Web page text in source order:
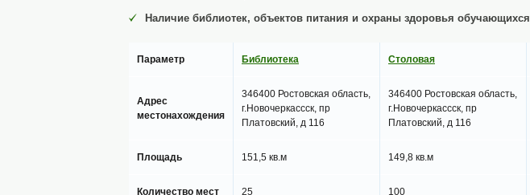
Наличие библиотек, объектов питания и охраны здоровья обучающихся
Параметр Библиотека Столовая
Адрес
местонахождения
346400 Ростовская область,
г.Новочеркассск, пр
Платовский, д 116
346400 Ростовская область,
г.Новочеркассск, пр
Платовский, д 116
Площадь 151,5 кв.м 149,8 кв.м
Количество мест 25 100